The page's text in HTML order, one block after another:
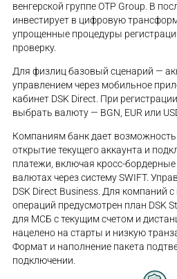
венгерской группе OTP Group. В
инвестирует в цифровую
упрощенные процедуры
проверку.
Для физлиц базовый сценарий —
управлением через мобильное
кабинет DSK Direct. При
выбрать валюту — BGN, EUR или
Компаниям банк дает
открытие текущего аккаунта и
платежи, включая кросс-
валютах через систему SWIFT.
DSK Direct Business. Для компаний
операций предусмотрен план DSK
для МСБ с текущим счетом и
нацелено на старты и низкую
Формат и наполнение пакета
подключении.